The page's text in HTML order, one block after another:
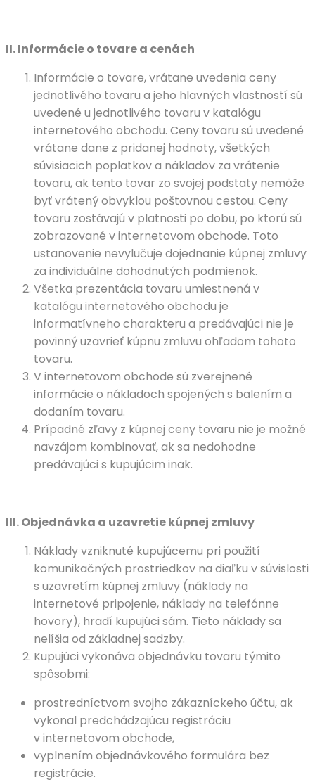
II.Informácie o tovare a cenách
Informácie o tovare, vrátane uvedenia ceny
jednotlivého tovaru a jeho hlavných vlastností sú
uvedené u jednotlivého tovaru v katalógu
internetového obchodu. Ceny tovaru sú uvedené
vrátane dane z pridanej hodnoty, všetkých
súvisiacich poplatkov a nákladov za vrátenie
tovaru, ak tento tovar zo svojej podstaty nemôže
byť vrátený obvyklou poštovnou cestou. Ceny
tovaru zostávajú v platnosti po dobu, po ktorú sú
zobrazované v internetovom obchode. Toto
ustanovenie nevylučuje dojednanie kúpnej zmluvy
za individuálne dohodnutých podmienok.
Všetka prezentácia tovaru umiestnená v
katalógu internetového obchodu je
informatívneho charakteru a predávajúci nie je
povinný uzavrieť kúpnu zmluvu ohľadom tohoto
tovaru.
V internetovom obchode sú zverejnené
informácie o nákladoch spojených s balením a
dodaním tovaru.
Prípadné zľavy z kúpnej ceny tovaru nie je možné
navzájom kombinovať, ak sa nedohodne
predávajúci s kupujúcim inak.
III.Objednávka a uzavretie kúpnej zmluvy
Náklady vzniknuté kupujúcemu pri použití
komunikačných prostriedkov na diaľku v súvislosti
s uzavretím kúpnej zmluvy (náklady na
internetové pripojenie, náklady na telefónne
hovory), hradí kupujúci sám. Tieto náklady sa
nelíšia od základnej sadzby.
Kupujúci vykonáva objednávku tovaru týmito
spôsobmi:
prostredníctvom svojho zákazníckeho účtu, ak
vykonal predchádzajúcu registráciu
v internetovom obchode,
vyplnením objednávkového formulára bez
registrácie.